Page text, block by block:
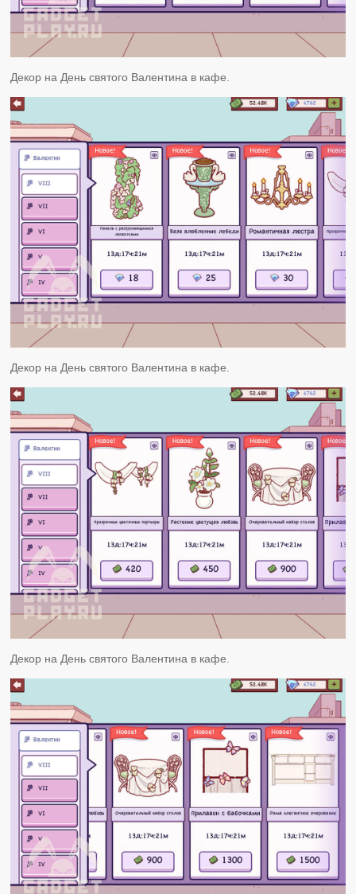
Декор на День святого Валентина в кафе.
Декор на День святого Валентина в кафе.
Декор на День святого Валентина в кафе.